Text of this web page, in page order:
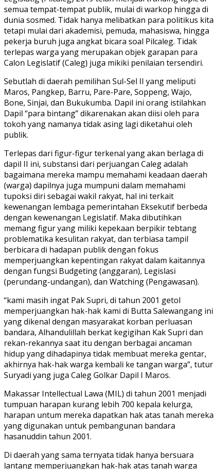
semua tempat-tempat publik, mulai di warkop hingga di
dunia sosmed. Tidak hanya melibatkan para politikus kita
tetapi mulai dari akademisi, pemuda, mahasiswa, hingga
pekerja buruh juga angkat bicara soal Pilcaleg. Tidak
terlepas warga yang merupakan objek garapan para
Calon Legislatif (Caleg) juga mikiki penilaian tersendiri.
Sebutlah di daerah pemilihan Sul-Sel II yang meliputi
Maros, Pangkep, Barru, Pare-Pare, Soppeng, Wajo,
Bone, Sinjai, dan Bukukumba. Dapil ini orang istilahkan
Dapil “para bintang” dikarenakan akan diisi oleh para
tokoh yang namanya tidak asing lagi diketahui oleh
publik.
Terlepas dari figur-figur terkenal yang akan berlaga di
dapil II ini, substansi dari perjuangan Caleg adalah
bagaimana mereka mampu memahami keadaan daerah
(warga) dapilnya juga mumpuni dalam memahami
tupoksi diri sebagai wakil rakyat, hal ini terkait
kewenangan lembaga pemerintahan Eksekutif berbeda
dengan kewenangan Legislatif. Maka dibutihkan
memang figur yang miliki kepekaan berpikir tebtang
problematika kesulitan rakyat, dan terbiasa tampil
berbicara di hadapan publik dengan fokus
memperjuangkan kepentingan rakyat dalam kaitannya
dengan fungsi Budgeting (anggaran), Legislasi
(perundang-undangan), dan Watching (Pengawasan).
“kami masih ingat Pak Supri, di tahun 2001 getol
memperjuangkan hak-hak kami di Butta Salewangang ini
yang dikenal dengan masyarakat korban perluasan
bandara, Alhandulillah berkat kegigihan Kak Supri dan
rekan-rekannya saat itu dengan berbagai ancaman
hidup yang dihadapinya tidak membuat mereka gentar,
akhirnya hak-hak warga kembali ke tangan warga”, tutur
Suryadi yang juga Caleg Golkar Dapil I Maros.
Makassar Intellectual Lawa (MIL) di tahun 2001 menjadi
tumpuan harapan kurang lebih 700 kepala kelurga,
harapan untum mereka dapatkan hak atas tanah mereka
yang digunakan untuk pembangunan bandara
hasanuddin tahun 2001.
Di daerah yang sama ternyata tidak hanya bersuara
lantang memperjuangkan hak-hak atas tanah warga